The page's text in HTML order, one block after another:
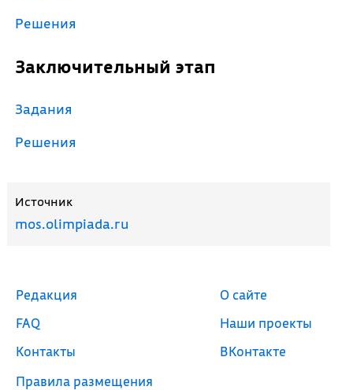
Решения
Заключительный этап
Задания
Решения
Источник
mos.olimpiada.ru
Редакция
FAQ
Контакты
Правила размещения
О сайте
Наши проекты
ВКонтакте